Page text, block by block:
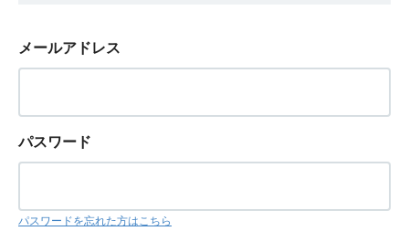
メールアドレス
パスワード
パスワードを忘れた方はこちら